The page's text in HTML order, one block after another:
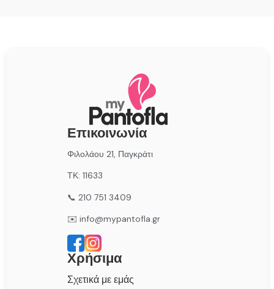
Επικοινωνία
Φιλολάου 21, Παγκράτι
ΤΚ: 11633
📞 210 751 3409
✉️ info@mypantofla.gr
Χρήσιμα
Σχετικά με εμάς